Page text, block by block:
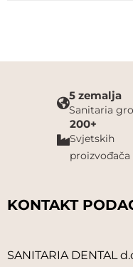
5 zemalja
Sanitaria
200+
Svjetskih
proizvođača
KONTAKT
SANITARIA DENTAL